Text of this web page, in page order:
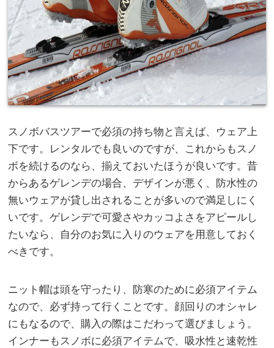
スノボバスツアーで必須の持ち物と言えば、ウェア上
下です。 レンタルでも良いのですが、これからもスノ
ボを続けるのなら、揃えておいたほうが良いです。昔
からあるゲレンデの場合、デザインが悪く、防水性の
無いウェアが貸し出されることが多いので満足しにく
いです。ゲレンデで可愛さやカッコよさをアピールし
たいなら、自分のお気に入りのウェアを用意しておく
べきです。
ニット帽は頭を守ったり、防寒のために必須アイテム
なので、必ず持って行くことです。顔回りのオシャレ
にもなるので、購入の際はこだわって選びましょう。
インナーもスノボに必須アイテムで、吸水性と速乾性